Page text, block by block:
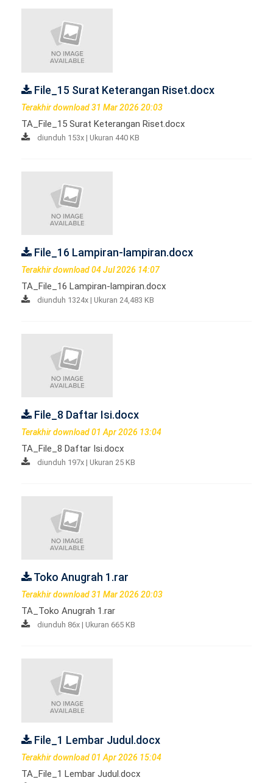
File_15 Surat Keterangan Riset.docx
Terakhir download 31 Mar 2026 20:03
TA_File_15 Surat Keterangan Riset.docx
diunduh 153x | Ukuran 440 KB
File_16 Lampiran-lampiran.docx
Terakhir download 04 Jul 2026 14:07
TA_File_16 Lampiran-lampiran.docx
diunduh 1324x | Ukuran 24,483 KB
File_8 Daftar Isi.docx
Terakhir download 01 Apr 2026 13:04
TA_File_8 Daftar Isi.docx
diunduh 197x | Ukuran 25 KB
Toko Anugrah 1.rar
Terakhir download 31 Mar 2026 20:03
TA_Toko Anugrah 1.rar
diunduh 86x | Ukuran 665 KB
File_1 Lembar Judul.docx
Terakhir download 01 Apr 2026 15:04
TA_File_1 Lembar Judul.docx